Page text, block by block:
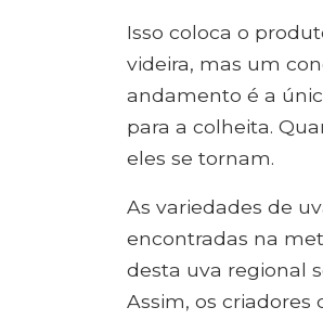
Isso coloca o
videira, mas um
andamento é a
para a colheita.
eles se tornam.
As variedades de
encontradas na
desta uva regional
Assim, os criadores